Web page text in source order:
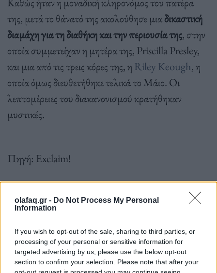
olafaq.gr - Do Not Process My Personal
Information
If you wish to opt-out of the sale, sharing to third parties, or
processing of your personal or sensitive information for
targeted advertising by us, please use the below opt-out
section to confirm your selection. Please note that after your
της, μετά το θάνατό της ακολούθησε μιαδικαστική
διαμάχη για τη διαθήκη και την περιουσία της, στην
οποία συμμετείχαν η μητέρα της, Priscilla Presley,
και μια από τις τρεις κόρες της, η Riley Keough, η
οποία όμως διευθετήθηκε τελικά το Μάιο. Οι
λεπτομέρειες του διακανονισμού κρατήθηκαν
μυστικές.
Πηγή: Exclaim!
στο Google News